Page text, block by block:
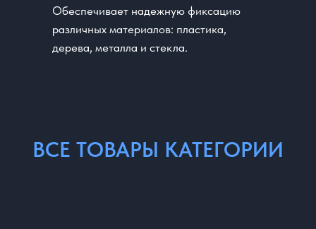
Обеспечивает надежную фиксацию
различных материалов: пластика,
дерева, металла и стекла.
ВСЕ ТОВАРЫ КАТЕГОРИИ